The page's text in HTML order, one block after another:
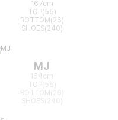
167cm
TOP(55)
BOTTOM(26)
SHOES(240)
MJ
164cm
TOP(55)
BOTTOM(26)